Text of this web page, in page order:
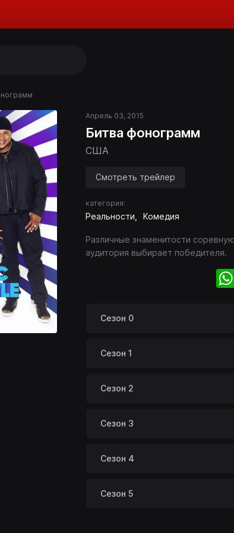
Апрель 03, 2015
Битва фонограмм
США
Смотреть трейлер
категория:
Реальности Комедия
Различные знаменитости
аудитория выбирает победителя.
Сезон 0
Сезон 1
Сезон 2
Сезон 3
Сезон 4
Сезон 5